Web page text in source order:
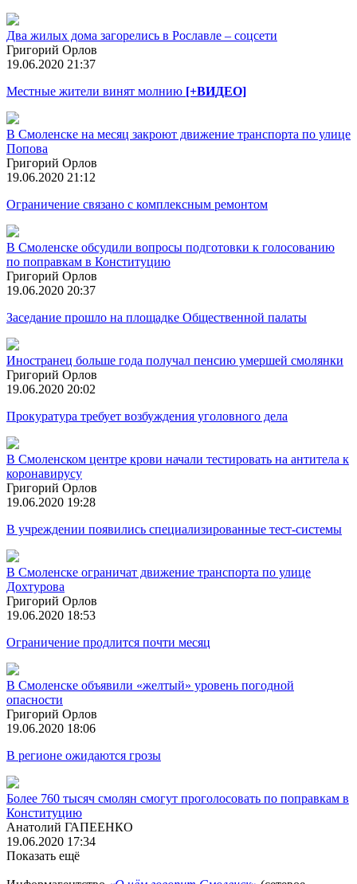
Два жилых дома загорелись в Рославле – соцсети
Григорий Орлов
19.06.2020 21:37
Местные жители винят молнию [+ВИДЕО]
В Смоленске на месяц закроют движение транспорта по улице
Попова
Григорий Орлов
19.06.2020 21:12
Ограничение связано с комплексным ремонтом
В Смоленске обсудили вопросы подготовки к голосованию
по поправкам в Конституцию
Григорий Орлов
19.06.2020 20:37
Заседание прошло на площадке Общественной палаты
Иностранец больше года получал пенсию умершей смолянки
Григорий Орлов
19.06.2020 20:02
Прокуратура требует возбуждения уголовного дела
В Смоленском центре крови начали тестировать на антитела к
коронавирусу
Григорий Орлов
19.06.2020 19:28
В учреждении появились специализированные тест-системы
В Смоленске ограничат движение транспорта по улице
Дохтурова
Григорий Орлов
19.06.2020 18:53
Ограничение продлится почти месяц
В Смоленске объявили «желтый» уровень погодной
опасности
Григорий Орлов
19.06.2020 18:06
В регионе ожидаются грозы
Более 760 тысяч смолян смогут проголосовать по поправкам в
Конституцию
Анатолий ГАПЕЕНКО
19.06.2020 17:34
Показать ещё